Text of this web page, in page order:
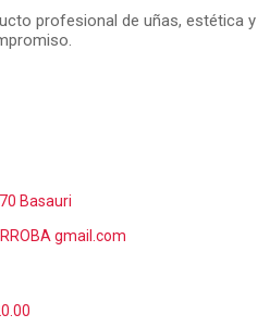
profesional de uñas, estética y
Basauri
gmail.com